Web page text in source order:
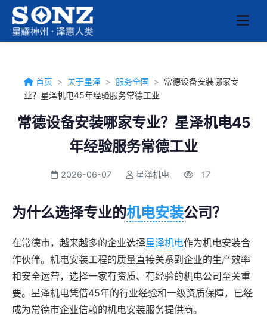
首页 > 关于星泽 > 服务全国 > 常德设备安装哪家专
业？星泽机电45年经验服务常德工业
常德设备安装哪家专业？星泽机电45
年经验服务常德工业
2026-06-07 星泽机电 17
为什么选择专业的机电安装公司？
在常德市，越来越多的企业选择星泽机电作为机电安装合
作伙伴。机电安装工程的质量直接关系到企业的生产效率
和安全运营，选择一家有资质、有经验的机电公司至关重
要。星泽机电凭借45年的行业经验和一级资质保障，已经
成为常德市企业信赖的机电安装服务提供商。